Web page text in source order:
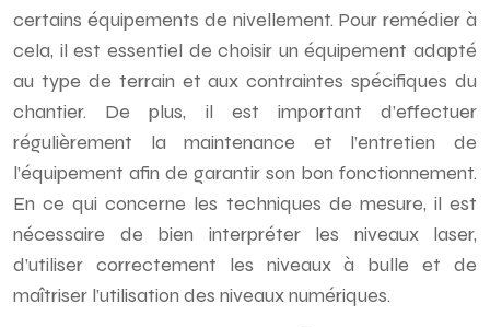
certains équipements de nivellement. Pour remédier à
cela, il est essentiel de choisir un équipement adapté
au type de terrain et aux contraintes spécifiques du
chantier. De plus, il est important d’effectuer
régulièrement la maintenance et l’entretien de
l’équipement afin de garantir son bon fonctionnement.
En ce qui concerne les techniques de mesure, il est
nécessaire de bien interpréter les niveaux laser,
d’utiliser correctement les niveaux à bulle et de
maîtriser l’utilisation des niveaux numériques.